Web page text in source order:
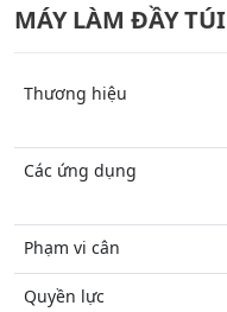
MÁY LÀM ĐẦY
Thương hiệu
Các ứng dụng
Phạm vi cân
Quyền lực